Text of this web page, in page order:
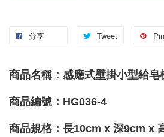
分享 Tweet
商品名稱：感應式壁掛小型給皂
商品編號：HG036-4
商品規格：長10cm x 深9cm x